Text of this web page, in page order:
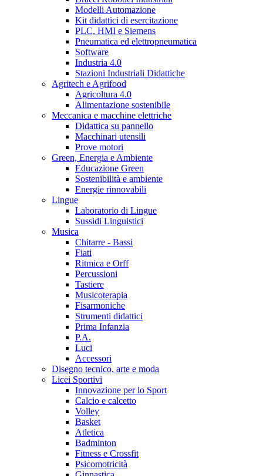
Modelli Automazione
Kit didattici di esercitazione
PLC, HMI e Siemens
Pneumatica ed elettropneumatica
Software
Industria 4.0
Stazioni Industriali Didattiche
Agritech e Agrifood
Agricoltura 4.0
Alimentazione sostenibile
Meccanica e macchine elettriche
Didattica su pannello
Macchinari utensili
Prove motori
Green, Energia e Ambiente
Educazione Green
Sostenibilità e ambiente
Energie rinnovabili
Lingue
Laboratorio di Lingue
Sussidi Linguistici
Musica
Chitarre - Bassi
Fiati
Ritmica e Orff
Percussioni
Tastiere
Musicoterapia
Fisarmoniche
Strumenti didattici
Prima Infanzia
P.A.
Luci
Accessori
Disegno tecnico, arte e moda
Licei Sportivi
Innovazione per lo Sport
Calcio e calcetto
Volley
Basket
Atletica
Badminton
Fitness e Crossfit
Psicomotricità